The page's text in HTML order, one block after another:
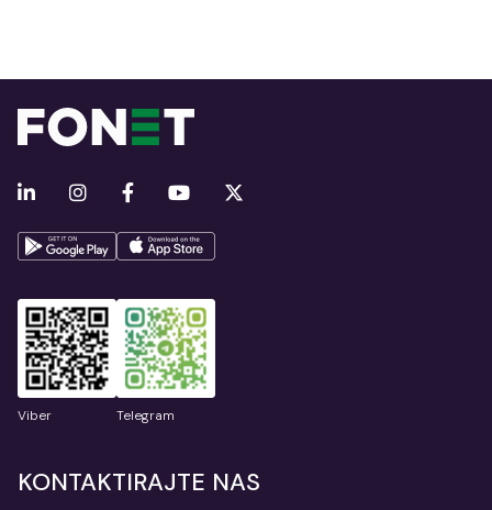
Viber Telegram
KONTAKTIRAJTE NAS